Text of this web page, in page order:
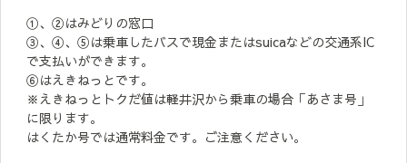
①、②はみどりの窓口
③、④、⑤は乗車したバスで現金またはsuicaなどの交通系IC
で支払いができます。
⑥はえきねっとです。
※えきねっとトクだ値は軽井沢から乗車の場合「あさま号」
に限ります。
はくたか号では通常料金です。ご注意ください。